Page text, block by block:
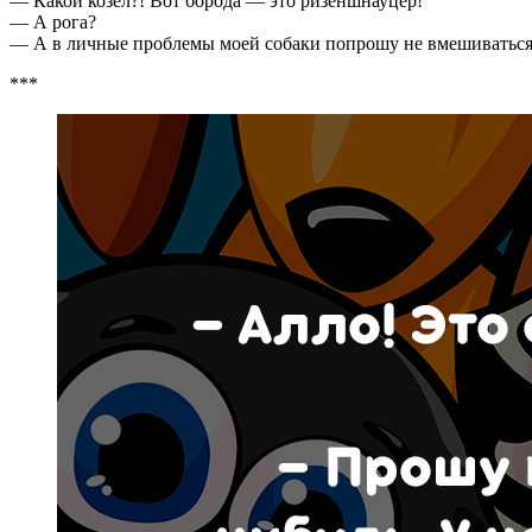
— А рога?
— А в личные проблемы моей собаки попрошу не
***